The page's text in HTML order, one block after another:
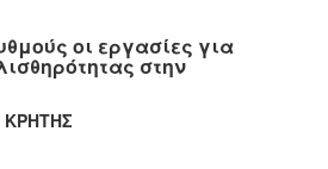
οι εργασίες για
στην